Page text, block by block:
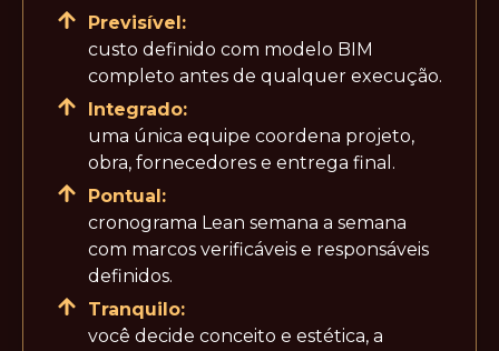
Previsível:
custo definido com modelo BIM
completo antes de qualquer execução.
Integrado:
uma única equipe coordena projeto,
obra, fornecedores e entrega final.
Pontual:
cronograma Lean semana a semana
com marcos verificáveis e responsáveis
definidos.
Tranquilo:
você decide conceito e estética, a